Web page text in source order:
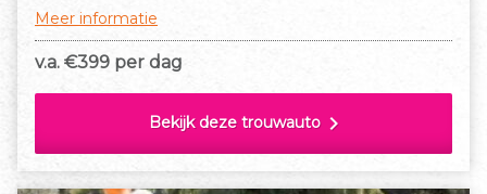
Meer informatie
v.a. €399 per dag
Bekijk deze trouwauto chevron_right